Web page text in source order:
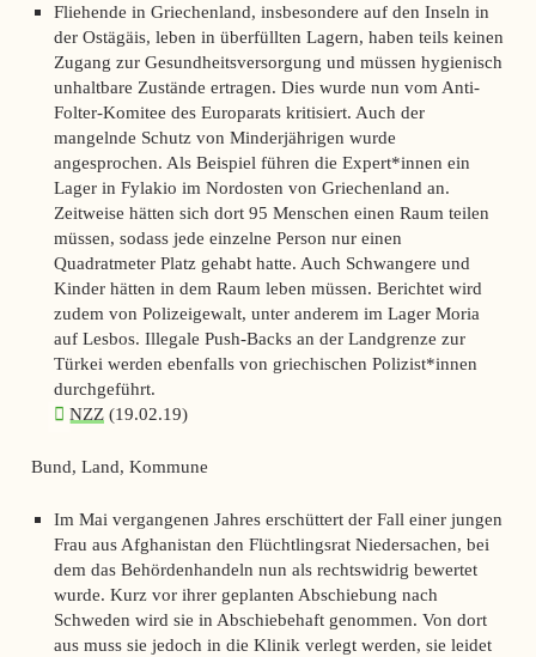
Fliehende in Griechenland, insbesondere auf den Inseln in
der Ostägäis, leben in überfüllten Lagern, haben teils keinen
Zugang zur Gesundheitsversorgung und müssen hygienisch
unhaltbare Zustände ertragen. Dies wurde nun vom Anti-
Folter-Komitee des Europarats kritisiert. Auch der
mangelnde Schutz von Minderjährigen wurde
angesprochen. Als Beispiel führen die Expert*innen ein
Lager in Fylakio im Nordosten von Griechenland an.
Zeitweise hätten sich dort 95 Menschen einen Raum teilen
müssen, sodass jede einzelne Person nur einen
Quadratmeter Platz gehabt hatte. Auch Schwangere und
Kinder hätten in dem Raum leben müssen. Berichtet wird
zudem von Polizeigewalt, unter anderem im Lager Moria
auf Lesbos. Illegale Push-Backs an der Landgrenze zur
Türkei werden ebenfalls von griechischen Polizist*innen
durchgeführt.
NZZ (19.02.19)
Bund, Land, Kommune
Im Mai vergangenen Jahres erschüttert der Fall einer jungen
Frau aus Afghanistan den Flüchtlingsrat Niedersachen, bei
dem das Behördenhandeln nun als rechtswidrig bewertet
wurde. Kurz vor ihrer geplanten Abschiebung nach
Schweden wird sie in Abschiebehaft genommen. Von dort
aus muss sie jedoch in die Klinik verlegt werden, sie leidet